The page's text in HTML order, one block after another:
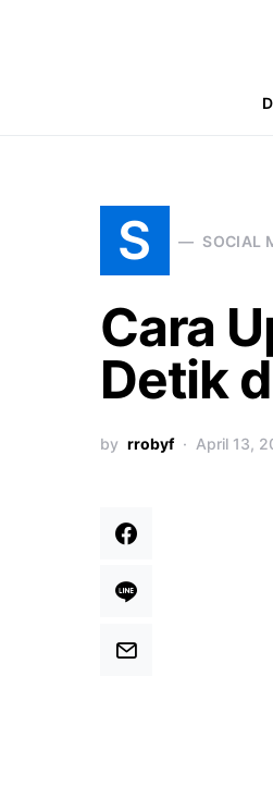
S SOCIAL
Cara
Detik
by rrobyf April 13,